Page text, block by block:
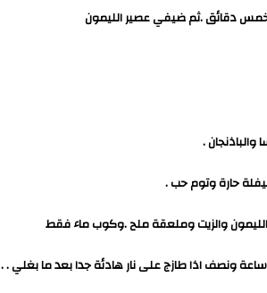
خمس دقائق .ثم ضيفي عصير الليمون
.
حارة وتوم حب .
والزيت وملعقة ملح .وكوب ماء فقط
ونصف اذا طازج على نار هادئة جدا بعد ما بغلي . .